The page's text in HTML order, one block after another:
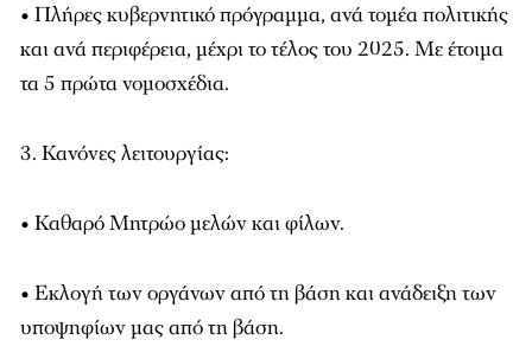
• Πλήρες κυβερνητικό πρόγραμμα, ανά τομέα πολιτικής
και ανά περιφέρεια, μέχρι το τέλος του 2025. Με έτοιμα
τα 5 πρώτα νομοσχέδια.
3. Κανόνες λειτουργίας:
• Καθαρό Μητρώο μελών και φίλων.
• Εκλογή των οργάνων από τη βάση και ανάδειξη των
υποψηφίων μας από τη βάση.